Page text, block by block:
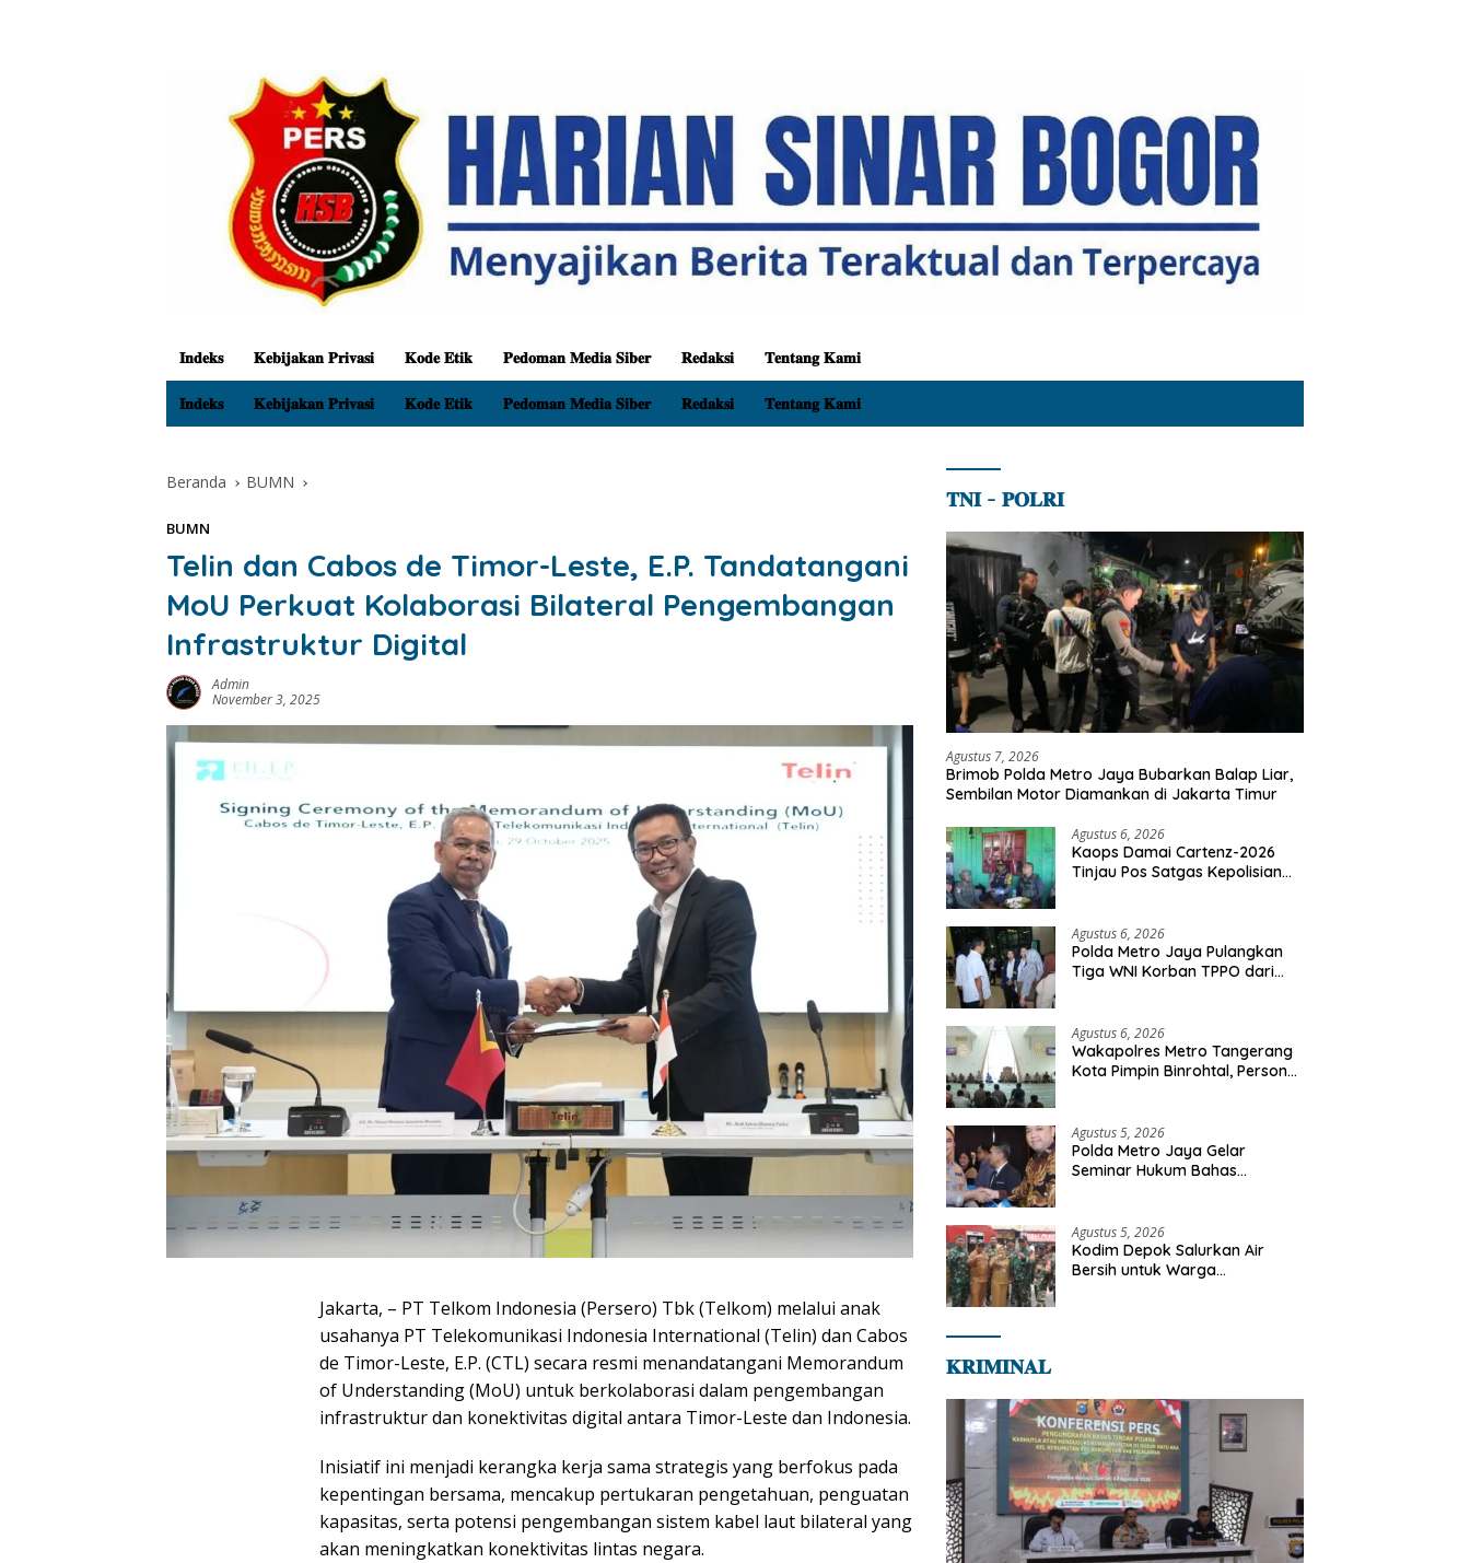
𝐈𝐧𝐝𝐞𝐤𝐬 𝐊𝐞𝐛𝐢𝐣𝐚𝐤𝐚𝐧 𝐏𝐫𝐢𝐯𝐚𝐬𝐢 𝐊𝐨𝐝𝐞 𝐄𝐭𝐢𝐤 𝐏𝐞𝐝𝐨𝐦𝐚𝐧 𝐌𝐞𝐝𝐢𝐚 𝐒𝐢𝐛𝐞𝐫 𝐑𝐞𝐝𝐚𝐤𝐬𝐢 𝐓𝐞𝐧𝐭𝐚𝐧𝐠 𝐊𝐚𝐦𝐢
𝐈𝐧𝐝𝐞𝐤𝐬 𝐊𝐞𝐛𝐢𝐣𝐚𝐤𝐚𝐧 𝐏𝐫𝐢𝐯𝐚𝐬𝐢 𝐊𝐨𝐝𝐞 𝐄𝐭𝐢𝐤 𝐏𝐞𝐝𝐨𝐦𝐚𝐧 𝐌𝐞𝐝𝐢𝐚 𝐒𝐢𝐛𝐞𝐫 𝐑𝐞𝐝𝐚𝐤𝐬𝐢 𝐓𝐞𝐧𝐭𝐚𝐧𝐠 𝐊𝐚𝐦𝐢
Beranda BUMN
BUMN
Telin dan Cabos de Timor-Leste, E.P. Tandatangani
MoU Perkuat Kolaborasi Bilateral Pengembangan
Infrastruktur Digital
Admin
November 3, 2025
Jakarta, – PT Telkom Indonesia (Persero) Tbk (Telkom) melalui anak
usahanya PT Telekomunikasi Indonesia International (Telin) dan Cabos
de Timor-Leste, E.P. (CTL) secara resmi menandatangani Memorandum
of Understanding (MoU) untuk berkolaborasi dalam pengembangan
infrastruktur dan konektivitas digital antara Timor-Leste dan Indonesia.
Inisiatif ini menjadi kerangka kerja sama strategis yang berfokus pada
kepentingan bersama, mencakup pertukaran pengetahuan, penguatan
kapasitas, serta potensi pengembangan sistem kabel laut bilateral yang
akan meningkatkan konektivitas lintas negara.
𝐓𝐍𝐈 – 𝐏𝐎𝐋𝐑𝐈
Agustus 7, 2026
Brimob Polda Metro Jaya Bubarkan Balap Liar,
Sembilan Motor Diamankan di Jakarta Timur
Agustus 6, 2026
Kaops Damai Cartenz-2026
Tinjau Pos Satgas Kepolisian
Bersama Masyarakat
Agustus 6, 2026
Polda Metro Jaya Pulangkan
Tiga WNI Korban TPPO dari
Agustus 6, 2026
Wakapolres Metro Tangerang
Kota Pimpin Binrohtal, Personel
Agustus 5, 2026
Polda Metro Jaya Gelar
Seminar Hukum Bahas
Agustus 5, 2026
Kodim Depok Salurkan Air
Bersih untuk Warga
𝐊𝐑𝐈𝐌𝐈𝐍𝐀𝐋